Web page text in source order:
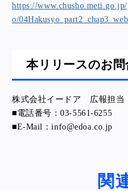
https://
o/
本リリースのお
株式会社イードア 広報担当
■電話番号：03-5561-6255
■E-Mail：info@edoa.co.jp
関